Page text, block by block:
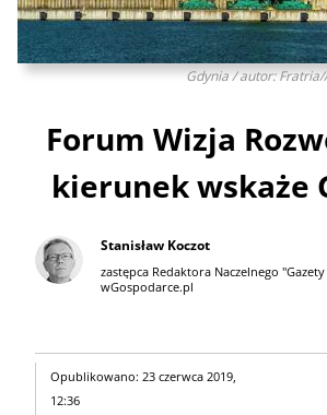
Gdynia / autor:
Forum Wizja
kierunek wskaże
Stanisław Koczot
zastępca Redaktora Naczelnego
wGospodarce.pl
Opublikowano: 23 czerwca 2019,
12:36